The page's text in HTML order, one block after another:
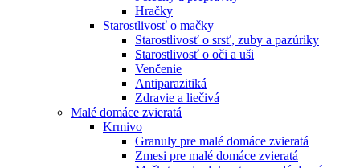
Hračky
Starostlivosť o mačky
Starostlivosť o srsť, zuby a pazúriky
Starostlivosť o oči a uši
Venčenie
Antiparazitiká
Zdravie a liečivá
Malé domáce zvieratá
Krmivo
Granuly pre malé domáce zvieratá
Zmesi pre malé domáce zvieratá